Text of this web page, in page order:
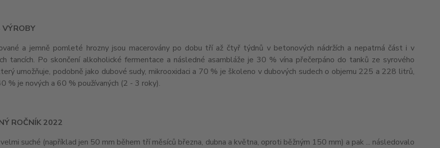
VÝROBY
a jemně pomleté hrozny jsou macerovány po dobu tří až čtyř týdnů v betonových nádržích a nepatrná část i v
tancích. Po skončení alkoholické fermentace a následné asambláže je 30 % vína přečerpáno do tanků ze syrového
umožňuje, podobně jako dubové sudy, mikrooxidaci a 70 % je školeno v dubových sudech o objemu 225 a 228 litrů,
% je nových a 60 % používaných (2 - 3 roky).
ROČNÍK 2022
suché (například jen 50 mm během tří měsíců března, dubna a května, oproti běžným 150 mm) a pak ... následovalo